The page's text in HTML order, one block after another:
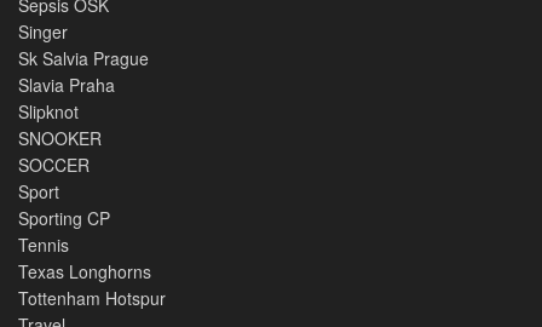
Sepsis OSK
Singer
Sk Salvia Prague
Slavia Praha
Slipknot
SNOOKER
SOCCER
Sport
Sporting CP
Tennis
Texas Longhorns
Tottenham Hotspur